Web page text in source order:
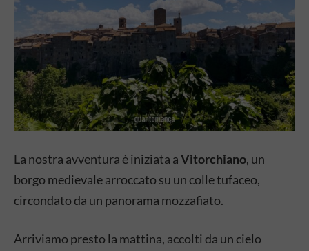
La nostra avventura è iniziata aVitorchiano, un
borgo medievale arroccato su un colle tufaceo,
circondato da un panorama mozzafiato.
Arriviamo presto la mattina, accolti da un cielo